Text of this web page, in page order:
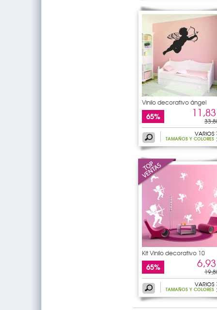
Vinilo decorativo ángel
65%
VARIOS
TAMAÑOS Y COLORES
Kit Vinilo decorativo 10
65%
VARIOS
TAMAÑOS Y COLORES